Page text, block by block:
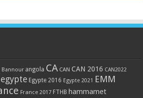
Bannour angola CA CAN CAN 2016 CAN2022
egypte Egypte 2016 Egypte 2021 EMM
France 2017 FTHB hammamet